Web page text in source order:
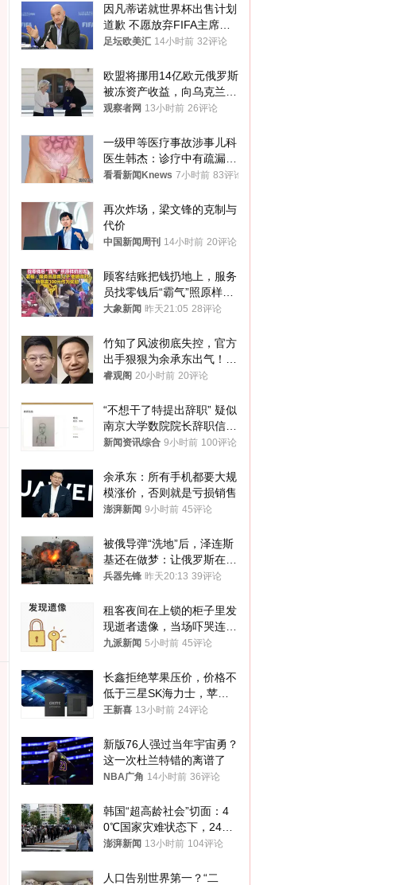
因凡蒂诺就世界杯出售计划
道歉 不愿放弃FIFA主席职
位
足坛欧美汇 14小时前 32评论
欧盟将挪用14亿欧元俄罗斯
被冻资产收益，向乌克兰提
供援助
观察者网 13小时前 26评论
一级甲等医疗事故涉事儿科
医生韩杰：诊疗中有疏漏，
我认错，但不能认罪
看看新闻Knews 7小时前 83评论
再次炸场，梁文锋的克制与
代价
中国新闻周刊 14小时前 20评论
顾客结账把钱扔地上，服务
员找零钱后“霸气”照原样扔
回去
大象新闻 昨天21:05 28评论
竹知了风波彻底失控，官方
出手狠狠为余承东出气！雷
军果然没说错
睿观阁 20小时前 20评论
“不想干了特提出辞职” 疑似
南京大学数院院长辞职信流
传 院方回应
新闻资讯综合 9小时前 100评论
余承东：所有手机都要大规
模涨价，否则就是亏损销售
澎湃新闻 9小时前 45评论
被俄导弹“洗地”后，泽连斯
基还在做梦：让俄罗斯在冬
季前求和？
兵器先锋 昨天20:13 39评论
租客夜间在上锁的柜子里发
现逝者遗像，当场吓哭连夜
搬离，房东退还押金
九派新闻 5小时前 45评论
长鑫拒绝苹果压价，价格不
低于三星SK海力士，苹果
失去了议价权
王新喜 13小时前 24评论
新版76人强过当年宇宙勇？
这一次杜兰特错的离谱了
NBA广角 14小时前 36评论
韩国“超高龄社会”切面：4
0℃国家灾难状态下，2400
名首尔老人还在巷子里收废
澎湃新闻 13小时前 104评论
人口告别世界第一？“二